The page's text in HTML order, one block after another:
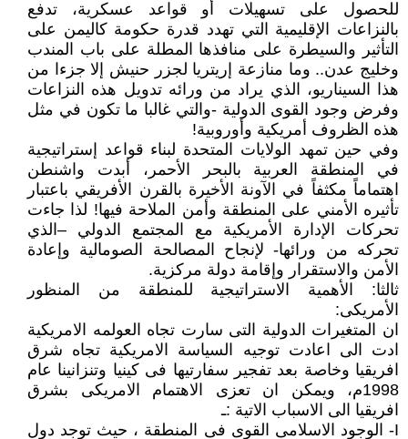
للحصول على تسهيلات أو قواعد عسكرية، تدفع
بالنزاعات الإقليمية التي تهدد قدرة حكومة كاليمن على
التأثير والسيطرة على منافذها المطلة على باب المندب
وخليج عدن.. وما منازعة إريتريا لجزر حنيش إلا جزءا من
هذا السيناريو، الذي يراد من ورائه تدويل هذه النزاعات
وفرض وجود القوى الدولية -والتي غالبا ما تكون في مثل
هذه الظروف أمريكية وأوروبية!
وفي حين تمهد الولايات المتحدة لبناء قواعد إستراتيجية
في المنطقة العربية بالبحر الأحمر، أبدت واشنطن
اهتماماً مكثفاً في الآونة الأخيرة بالقرن الأفريقي باعتبار
تأثيره الأمني على المنطقة وأمن الملاحة فيها! لذا جاءت
تحركات الإدارة الأمريكية مع المجتمع الدولي –الذي
تحركه من ورائها- لإنجاح المصالحة الصومالية وإعادة
الأمن والاستقرار وإقامة دولة مركزية.
ثالثا: الأهمية الاستراتيجية للمنطقة من المنظور
الأمريكى:
ان المتغيرات الدولية التى سارت تجاه العولمه الامريكية
ادت الى اعادت توجيه السياسة الامريكية تجاه شرق
افريقيا وخاصة بعد تفجير سفارتيها فى كينيا وتنزانينا عام
1998م، ويمكن ان تعزى الاهتمام الامريكى بشرق
افريقيا الى الاسباب الاتية :ـ
I- الوجود الاسلامى القوى فى المنطقة ، حيث توجد دول